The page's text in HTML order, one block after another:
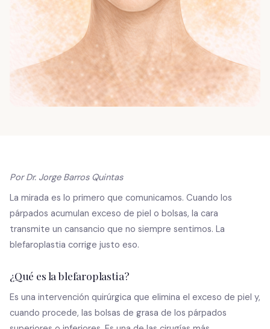
Por Dr. Jorge Barros Quintas
La mirada es lo primero que comunicamos. Cuando los
párpados acumulan exceso de piel o bolsas, la cara
transmite un cansancio que no siempre sentimos. La
blefaroplastia corrige justo eso.
¿Qué es la blefaroplastia?
Es una intervención quirúrgica que elimina el exceso de piel y,
cuando procede, las bolsas de grasa de los párpados